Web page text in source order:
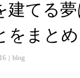
建てる
をまと
blog